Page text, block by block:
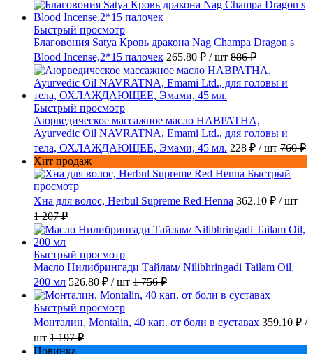
Быстрый просмотр
Благовония Satya Кровь дракона Nag Champa Dragon s
Blood Incense,2*15 палочек 265.80 ₽ / шт 886 ₽
Быстрый просмотр
Аюрведическое массажное масло НАВРАТНА,
Ayurvedic Oil NAVRATNA, Emami Ltd., для головы и
тела, ОХЛАЖДАЮЩЕЕ, Эмами, 45 мл. 228 ₽ / шт 760 ₽
Хит продаж
Быстрый
просмотр
Хна для волос, Herbul Supreme Red Henna 362.10 ₽ / шт
1 207 ₽
Быстрый просмотр
Масло Нилибрингади Тайлам/ Nilibhringadi Tailam Oil,
200 мл 526.80 ₽ / шт 1 756 ₽
Быстрый просмотр
Монталин, Montalin, 40 кап. от боли в суставах 359.10 ₽ /
шт 1 197 ₽
Новинка